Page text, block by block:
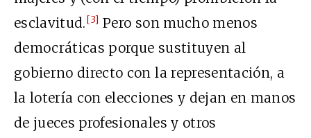
esclavitud.[3] Pero son mucho menos
democráticas porque sustituyen al
gobierno directo con la representación, a
la lotería con elecciones y dejan en manos
de jueces profesionales y otros